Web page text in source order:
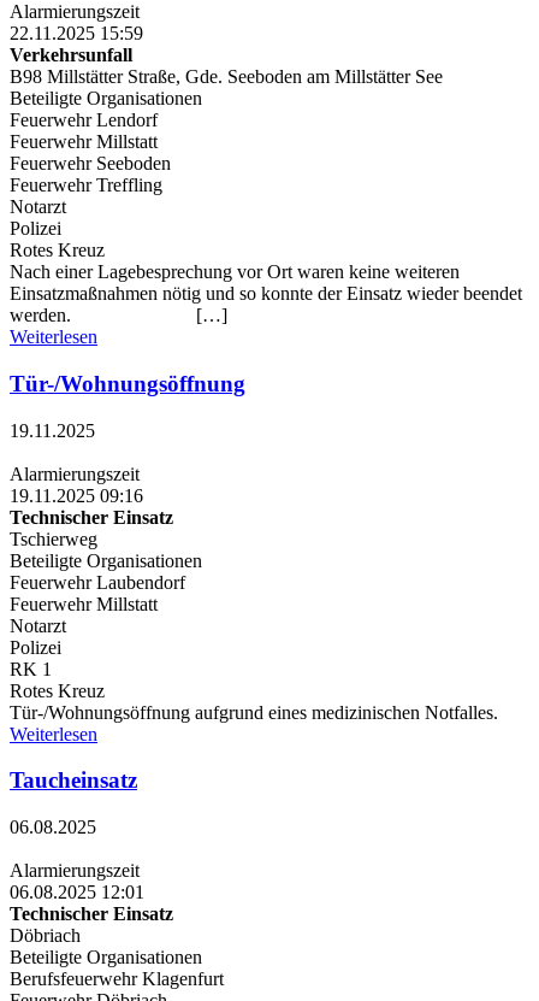
Alarmierungszeit
22.11.2025 15:59
Verkehrsunfall
B98 Millstätter Straße, Gde. Seeboden am Millstätter See
Beteiligte Organisationen
Feuerwehr Lendorf
Feuerwehr Millstatt
Feuerwehr Seeboden
Feuerwehr Treffling
Notarzt
Polizei
Rotes Kreuz
Nach einer Lagebesprechung vor Ort waren keine weiteren
Einsatzmaßnahmen nötig und so konnte der Einsatz wieder beendet
werden. […]
Weiterlesen
Tür-/Wohnungsöffnung
19.11.2025
Alarmierungszeit
19.11.2025 09:16
Technischer Einsatz
Tschierweg
Beteiligte Organisationen
Feuerwehr Laubendorf
Feuerwehr Millstatt
Notarzt
Polizei
RK 1
Rotes Kreuz
Tür-/Wohnungsöffnung aufgrund eines medizinischen Notfalles.
Weiterlesen
Taucheinsatz
06.08.2025
Alarmierungszeit
06.08.2025 12:01
Technischer Einsatz
Döbriach
Beteiligte Organisationen
Berufsfeuerwehr Klagenfurt